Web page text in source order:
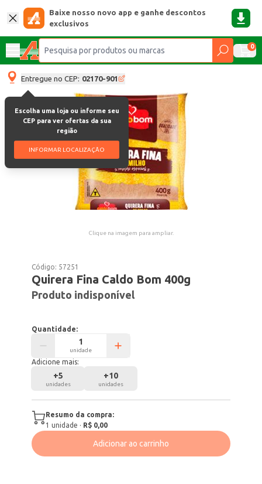
Baixe nosso novo app e ganhe descontos
exclusivos
0
Entregue no CEP: 02170-901
Escolha uma loja ou informe seu
CEP para ver ofertas da sua
região
INFORMAR LOCALIZAÇÃO
Clique na imagem para ampliar.
Código: 57251
Quirera Fina Caldo Bom 400g
Produto indisponível
Quantidade:
unidade
Adicione mais:
+5
unidades
+10
unidades
Resumo da compra:
1 unidade · R$ 0,00
Adicionar ao carrinho